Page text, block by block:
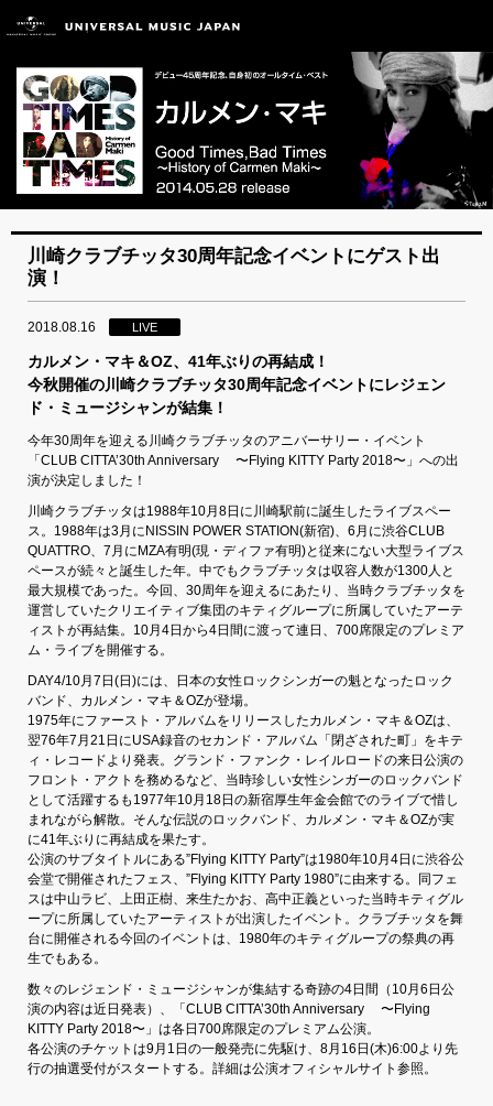
川崎クラブチッタ30周年記念イベントにゲスト出
演！
2018.08.16 LIVE
カルメン・マキ＆OZ、41年ぶりの再結成！
今秋開催の川崎クラブチッタ30周年記念イベントにレジェン
ド・ミュージシャンが結集！
今年30周年を迎える川崎クラブチッタのアニバーサリー・イベント
「CLUB CITTA’30th Anniversary 〜Flying KITTY Party 2018〜」への出
演が決定しました！
川崎クラブチッタは1988年10月8日に川崎駅前に誕生したライブスペー
ス。1988年は3月にNISSIN POWER STATION(新宿)、6月に渋谷CLUB
QUATTRO、7月にMZA有明(現・ディファ有明)と従来にない大型ライブス
ペースが続々と誕生した年。中でもクラブチッタは収容人数が1300人と
最大規模であった。今回、30周年を迎えるにあたり、当時クラブチッタを
運営していたクリエイティブ集団のキティグループに所属していたアーテ
ィストが再結集。10月4日から4日間に渡って連日、700席限定のプレミア
ム・ライブを開催する。
DAY4/10月7日(日)には、日本の女性ロックシンガーの魁となったロック
バンド、カルメン・マキ＆OZが登場。
1975年にファースト・アルバムをリリースしたカルメン・マキ＆OZは、
翌76年7月21日にUSA録音のセカンド・アルバム「閉ざされた町」をキテ
ィ・レコードより発表。グランド・ファンク・レイルロードの来日公演の
フロント・アクトを務めるなど、当時珍しい女性シンガーのロックバンド
として活躍するも1977年10月18日の新宿厚生年金会館でのライブで惜し
まれながら解散。そんな伝説のロックバンド、カルメン・マキ＆OZが実
に41年ぶりに再結成を果たす。
公演のサブタイトルにある”Flying KITTY Party”は1980年10月4日に渋谷公
会堂で開催されたフェス、”Flying KITTY Party 1980”に由来する。同フェ
スは中山ラビ、上田正樹、来生たかお、高中正義といった当時キティグル
ープに所属していたアーティストが出演したイベント。クラブチッタを舞
台に開催される今回のイベントは、1980年のキティグループの祭典の再
生でもある。
数々のレジェンド・ミュージシャンが集結する奇跡の4日間（10月6日公
演の内容は近日発表）、「CLUB CITTA’30th Anniversary 〜Flying
KITTY Party 2018〜」は各日700席限定のプレミアム公演。
各公演のチケットは9月1日の一般発売に先駆け、8月16日(木)6:00より先
行の抽選受付がスタートする。詳細は公演オフィシャルサイト参照。